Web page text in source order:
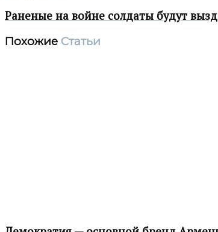
Раненые на войне солдаты будут
Похожие Статьи